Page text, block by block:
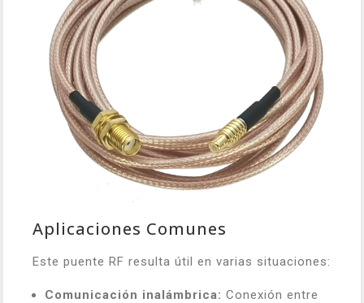
Aplicaciones Comunes
Este puente RF resulta útil en varias situaciones:
Comunicación inalámbrica: Conexión entre